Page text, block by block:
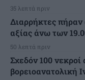
35 λεπτά πριν
Διαρρήκτες πήραν
αξίας άνω των
50 λεπτά πριν
Σχεδόν 100
βορειοανατολική